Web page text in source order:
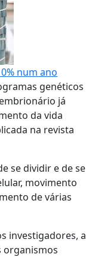
num ano
genéticos
já
da vida
na revista
se dividir e de se
movimento
de várias
investigadores, a
organismos